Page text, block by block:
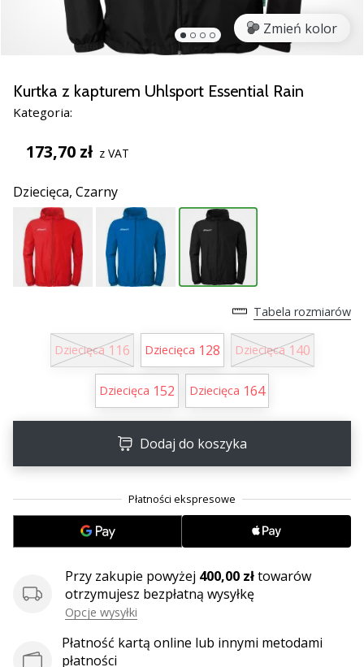
Świąteczne
prezenty
–
Nasze
porady
pomogą
wybrać
idealny
prezent!
Znajdź
buty,
ubrania
11. 8. 2022
2 min. czytanie
Weplayvolleyball
Czy
jesteś
siatkówki,
jak
my?
nas
Zmień kolor
Kurtka z kapturem Uhlsport Essential Rain
Kategoria:
173,70 zł z VAT
Dziecięca, Czarny
Tabela rozmiarów
Dziecięca 116 Dziecięca 128 Dziecięca 140
Dziecięca 152 Dziecięca 164
Dodaj do koszyka
Przy zakupie powyżej 400,00 złtowarów
otrzymujesz bezpłatną wysyłkę
Opcje wysyłki
Płatność kartą online lub innymi metodami
płatności